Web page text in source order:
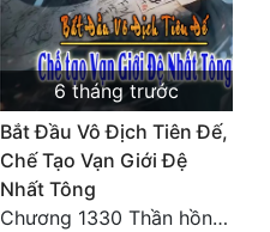
6 tháng trước
Bắt Đầu Vô Địch Tiên Đế,
Chế Tạo Vạn Giới Đệ
Nhất Tông
Chương 1330 Thần hồn nhìn trộm